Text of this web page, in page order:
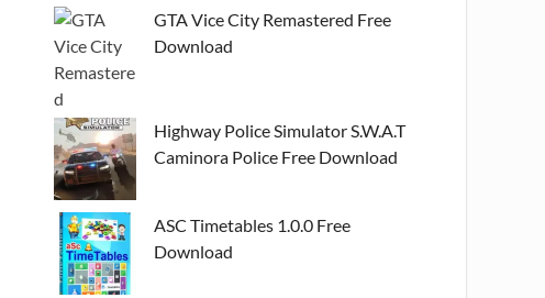
GTA Vice City Remastered Free
Download
Highway Police Simulator S.W.A.T
Caminora Police Free Download
ASC Timetables 1.0.0 Free
Download